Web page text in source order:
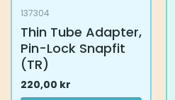
137304
Thin Tube Adapter,
Pin-Lock Snapfit
(TR)
220,00 kr